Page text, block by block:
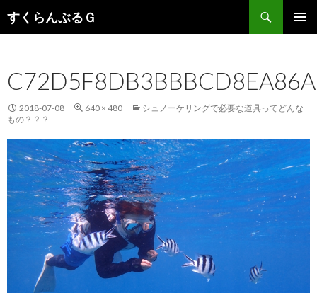
すくらんぶるＧ
索
コ
ン
ツ
へ
移
2018-07-08 640 × 480
シュノーケリングで必要な道具ってどんな
もの？？？